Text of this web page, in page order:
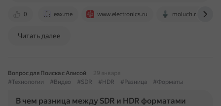
0 eax.me www.electronics.ru moluch.ru
Читать далее
Вопрос для Поиска с Алисой
29 января
#Технологии
#Видео #SDR #HDR #Разница #Форматы
В чем разница между SDR и HDR форматами